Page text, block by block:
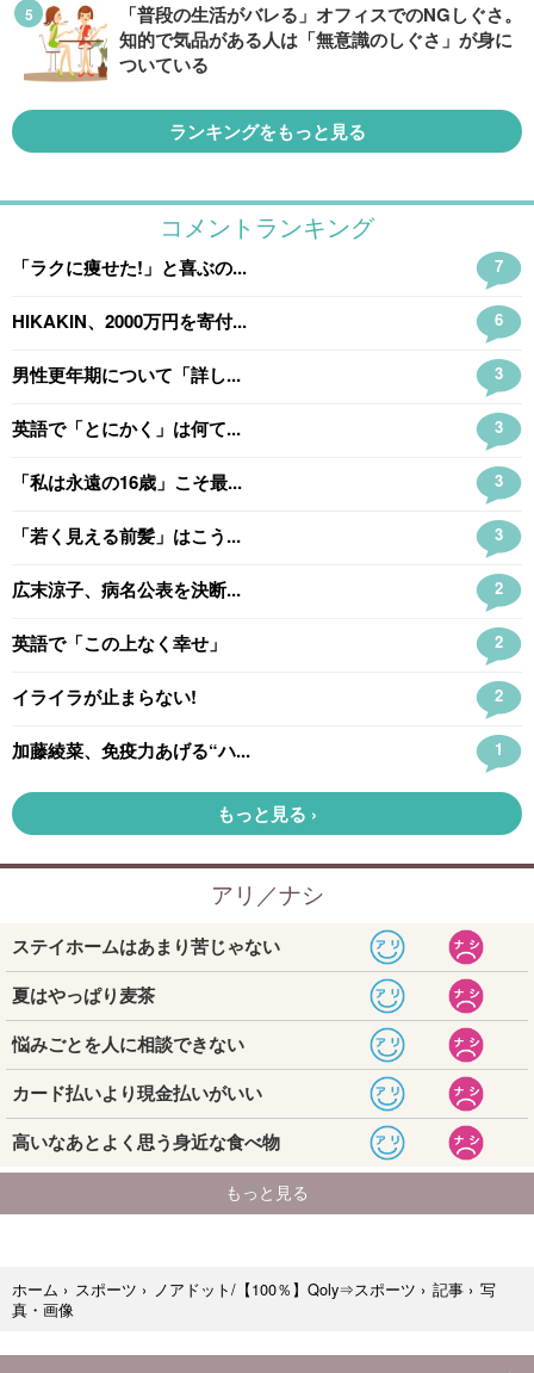
「普段の生活がバレる」オフィスでのNGしぐさ。
知的で気品がある人は「無意識のしぐさ」が身に
ついている
ランキングをもっと見る
ホーム › スポーツ › ノアドット/【100％】Qoly⇒スポーツ › 記事 › 写
真・画像